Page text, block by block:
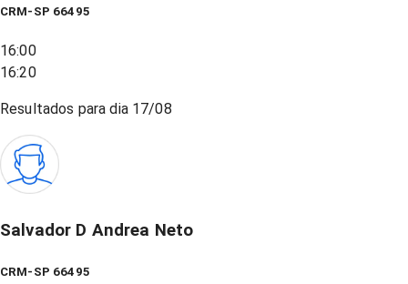
CRM-SP 66495
16:00
16:20
Resultados para dia 17/08
Salvador D Andrea Neto
CRM-SP 66495